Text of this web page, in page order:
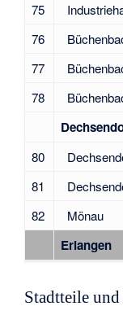
75
76
77
78
80
81
82
Mönau
Erlangen
Stadtteile